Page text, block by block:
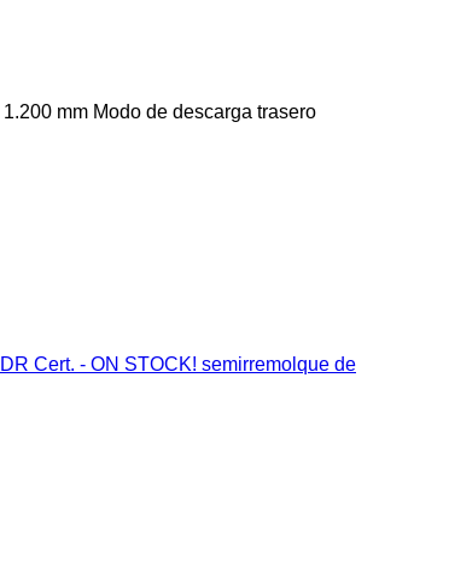
1.200 mm Modo de descarga trasero
Cert. - ON STOCK! semirremolque de